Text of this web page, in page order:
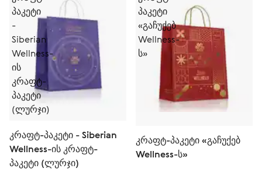
კრაფტ-პაკეტი - Siberian
Wellness-ის კრაფტ-
პაკეტი (ლურჯი)
კრაფტ-პაკეტი «გაჩუქებ
Wellness-ს»